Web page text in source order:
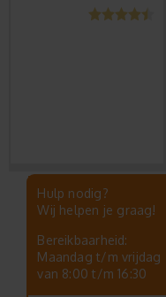
Hulp nodig?
Wij helpen je graag!
Bereikbaarheid:
Maandag t/m vrijdag
van 8:00 t/m 16:30